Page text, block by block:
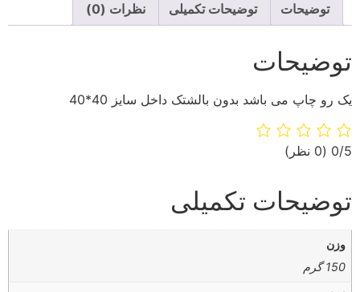
توضیحات توضیحات تکمیلی نظرات (0)
توضیحات
یک رو چاپ می باشد بدون بالشتک داخل سایز 40*40
‫0/5 ‫(0 نظر)
توضیحات تکمیلی
وزن
150 گرم